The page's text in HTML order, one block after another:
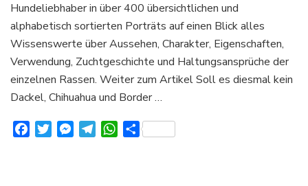
Alles
über
Aussehen
Charakter
und
Verhalten
Hundeliebhaber in über 400 übersichtlichen und
alphabetisch sortierten Porträts auf einen Blick alles
Wissenswerte über Aussehen, Charakter, Eigenschaften,
Verwendung, Zuchtgeschichte und Haltungsansprüche der
einzelnen Rassen. Weiter zum Artikel Soll es diesmal kein
Dackel, Chihuahua und Border …
FacebookTwitterMessenger
TelegramWhatsApp
Teilen